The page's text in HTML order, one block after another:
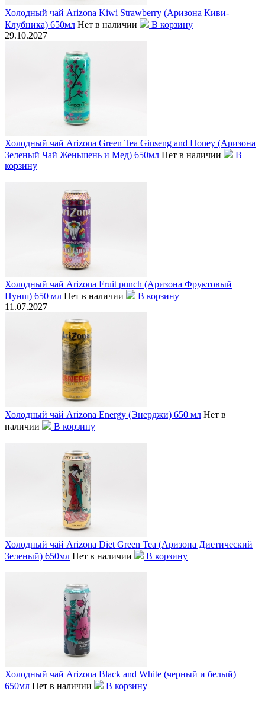
Холодный чай Arizona Kiwi Strawberry (Аризона Киви-
Клубника) 650мл Нет в наличии
В корзину
29.10.2027
Холодный чай Arizona Green Tea Ginseng and Honey (Аризона
Зеленый Чай Женьшень и Мед) 650мл Нет в наличии
В
корзину
Холодный чай Arizona Fruit punch (Аризона Фруктовый
Пунш) 650 мл Нет в наличии
В корзину
11.07.2027
Холодный чай Arizona Energy (Энерджи) 650 мл Нет в
наличии
В корзину
Холодный чай Arizona Diet Green Tea (Аризона Диетический
Зеленый) 650мл Нет в наличии В корзину
Холодный чай Arizona Black and White (черный и белый)
650мл Нет в наличии В корзину